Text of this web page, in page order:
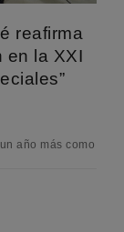
reafirma
en la XXI
año más como